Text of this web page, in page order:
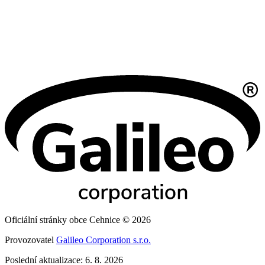
Oficiální stránky obce Cehnice © 2026
Provozovatel Galileo Corporation s.r.o.
Poslední aktualizace: 6. 8. 2026